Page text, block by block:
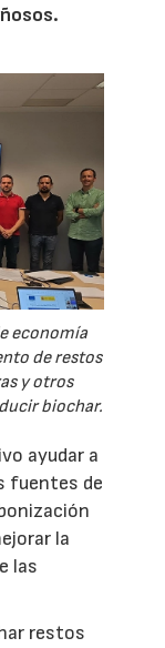
economía
de restos
y otros
biochar.
ayudar a
fuentes de
la
las
restos